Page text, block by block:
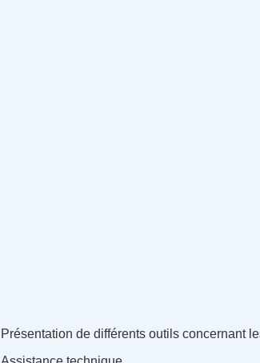
Présentation de différents outils concernant